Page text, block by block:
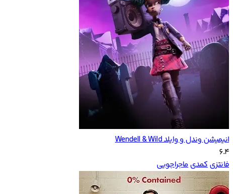
انیمیشن وندل و وایلد Wendell & Wild
6.4
فانتزیکمدیماجراجویی